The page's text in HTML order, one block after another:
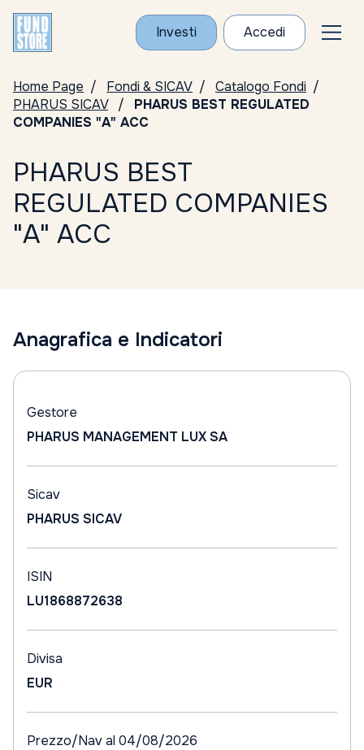
Investi Accedi
Home Page Fondi & SICAV
Catalogo Fondi
PHARUS SICAV
PHARUS BEST REGULATED
COMPANIES "A" ACC
PHARUS BEST
REGULATED COMPANIES
"A" ACC
Anagrafica e Indicatori
Gestore
PHARUS MANAGEMENT LUX SA
Sicav
PHARUS SICAV
ISIN
LU1868872638
Divisa
EUR
Prezzo/Nav al 04/08/2026